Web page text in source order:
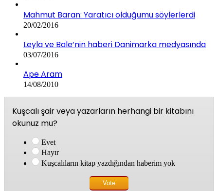
Mahmut Baran: Yaratıcı olduğumu söylerlerdi
20/02/2016
Leyla ve Bale’nin haberi Danimarka medyasında
03/07/2016
Ape Aram
14/08/2010
Kuşcalı şair veya yazarların herhangi bir kitabını
okunuz mu?
Evet
Hayır
Kuşcalıların kitap yazdığından haberim yok